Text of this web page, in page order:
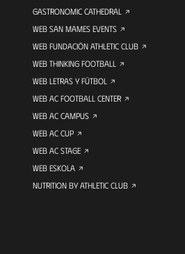
GASTRONOMIC CATHEDRAL
WEB SAN MAMES EVENTS
WEB FUNDACIÓN ATHLETIC CLUB
WEB THINKING FOOTBALL
WEB LETRAS Y FÚTBOL
WEB AC FOOTBALL CENTER
WEB AC CAMPUS
WEB AC CUP
WEB AC STAGE
WEB ESKOLA
NUTRITION BY ATHLETIC CLUB